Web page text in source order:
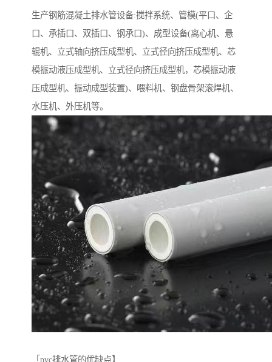
生产钢筋混凝土排水管设备:搅拌系统、管模(平口、企
口、承插口、双插口、钢承口)、成型设备(离心机、悬
辊机、立式轴向挤压成型机、立式径向挤压成型机、芯
模振动液压成型机、立式径向挤压成型机，芯模振动液
压成型机、振动成型装置)、喂料机、钢盘骨架滚焊机、
水压机、外压机等。
「pvc排水管的优缺点】